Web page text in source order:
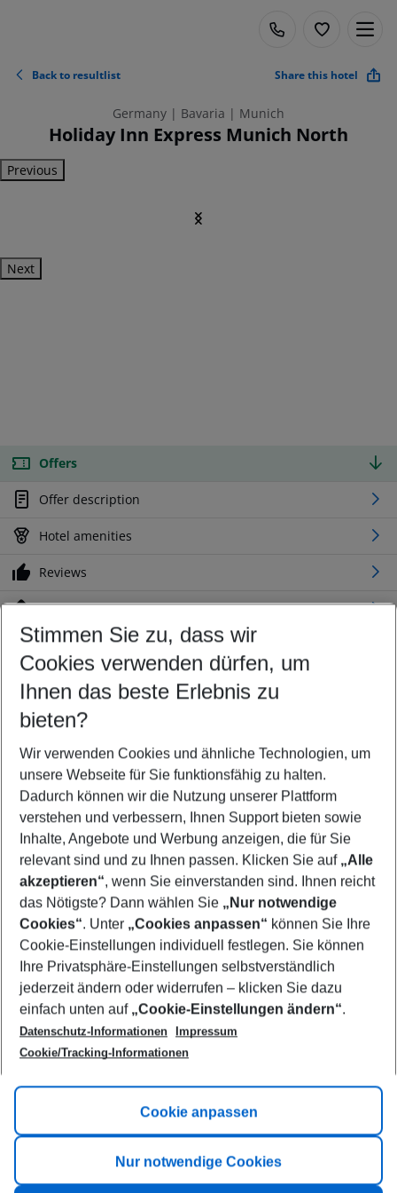
Back to resultlist Share this hotel
Germany | Bavaria | Munich
Holiday Inn Express Munich North
Previous
Next
Offers
Offer description
Hotel amenities
Reviews
Location
Customize your offer
Find the perfect deal which suits your best
Your departure airport
Any airport
Select your date range
11/08/26–09/08/27 5-8 nights
Who will travel
2 adults No children
Show more filter
Footer
Footer navigation
Title A
Link A
Stimmen Sie zu, dass wir
Cookies verwenden dürfen, um
Ihnen das beste Erlebnis zu
bieten?
Wir verwenden Cookies und ähnliche Technologien, um
unsere Webseite für Sie funktionsfähig zu halten.
Dadurch können wir die Nutzung unserer Plattform
verstehen und verbessern, Ihnen Support bieten sowie
Inhalte, Angebote und Werbung anzeigen, die für Sie
relevant sind und zu Ihnen passen. Klicken Sie auf „Alle
akzeptieren“, wenn Sie einverstanden sind. Ihnen reicht
das Nötigste? Dann wählen Sie „Nur notwendige
Cookies“. Unter „Cookies anpassen“ können Sie Ihre
Cookie-Einstellungen individuell festlegen. Sie können
Ihre Privatsphäre-Einstellungen selbstverständlich
jederzeit ändern oder widerrufen – klicken Sie dazu
einfach unten auf „Cookie-Einstellungen ändern“.
Datenschutz-Informationen
Impressum
Cookie/Tracking-Informationen
Cookie anpassen
Nur notwendige Cookies